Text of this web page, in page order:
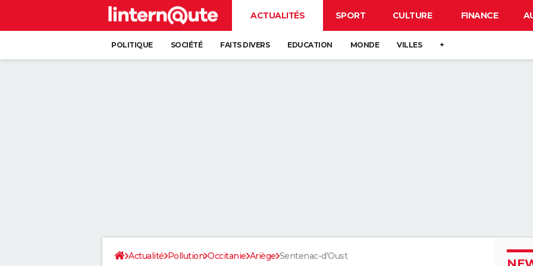
ACTUALITÉS SPORT CULTURE FINANCE
POLITIQUE SOCIÉTÉ FAITS DIVERS EDUCATION MONDE VILLES +
Actualité Pollution Occitanie Ariège Sentenac-d'Oust